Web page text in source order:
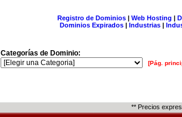
Registro de Dominios| Web Hosting |
Dominios Expirados | Industrias |
Categorías de Dominio:
[Pág.
** Precios